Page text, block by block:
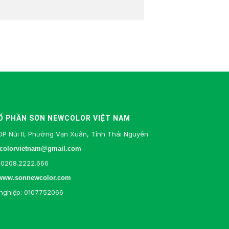
PHẦN SƠN NEWCOLOR VIỆT NAM
Núi II, Phường Vạn Xuân, Tỉnh Thái Nguyên
0107752066